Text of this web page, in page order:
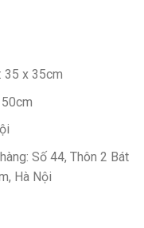
35 x 35cm
Số 44, Thôn 2 Bát
Hà Nội